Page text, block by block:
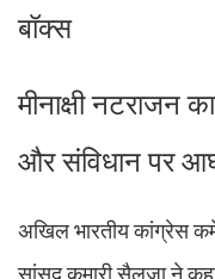
बॉक्स
मीनाक्षी नटराजन
और संविधान पर
अखिल भारतीय कांग्रेस